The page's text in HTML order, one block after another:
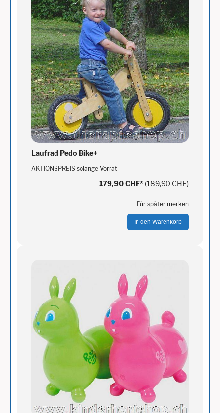
Laufrad Pedo Bike+
AKTIONSPREIS solange Vorrat
179,90 CHF* (189,90 CHF)
Für später merken
In den Warenkorb